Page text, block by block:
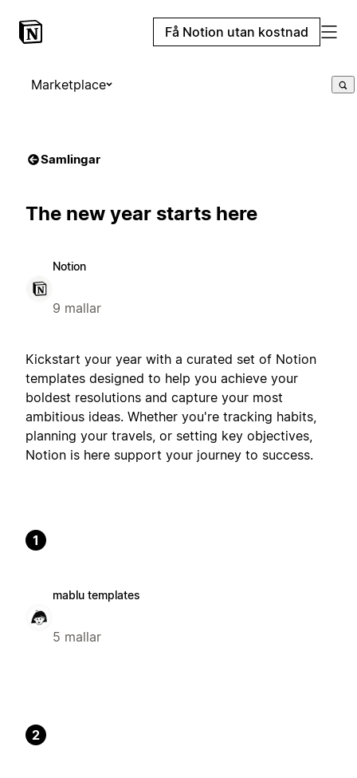
Få Notion utan kostnad
Marketplace
Samlingar
The new year starts here
Notion
9 mallar
Kickstart your year with a curated set of Notion
templates designed to help you achieve your
boldest resolutions and capture your most
ambitious ideas. Whether you're tracking habits,
planning your travels, or setting key objectives,
Notion is here support your journey to success.
1
mablu templates
5 mallar
2